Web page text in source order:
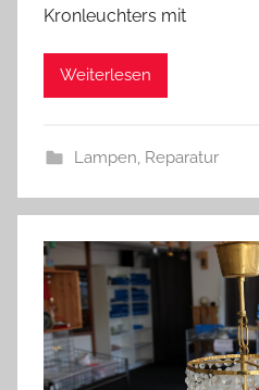
Kronleuchters mit
Weiterlesen
Lampen Reparatur